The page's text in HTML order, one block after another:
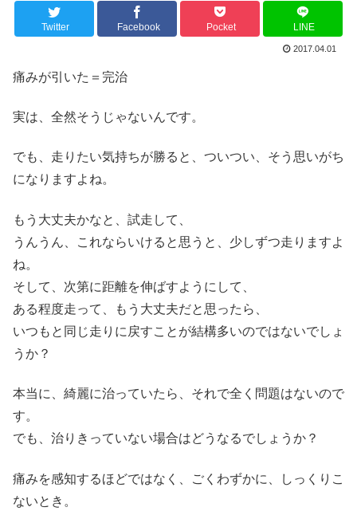
Twitter Facebook Pocket LINE
2017.04.01
痛みが引いた＝完治
実は、全然そうじゃないんです。
でも、走りたい気持ちが勝ると、ついつい、そう思いがち
になりますよね。
もう大丈夫かなと、試走して、
うんうん、これならいけると思うと、少しずつ走りますよ
ね。
そして、次第に距離を伸ばすようにして、
ある程度走って、もう大丈夫だと思ったら、
いつもと同じ走りに戻すことが結構多いのではないでしょ
うか？
本当に、綺麗に治っていたら、それで全く問題はないので
す。
でも、治りきっていない場合はどうなるでしょうか？
痛みを感知するほどではなく、ごくわずかに、しっくりこ
ないとき。